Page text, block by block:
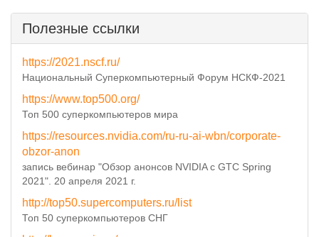
Полезные ссылки
https://2021.nscf.ru/
Национальный Суперкомпьютерный Форум НСКФ-2021
https://www.top500.org/
Топ 500 суперкомпьютеров мира
https://resources.nvidia.com/ru-ru-ai-wbn/corporate-
obzor-anon
запись вебинар "Обзор анонсов NVIDIA с GTC Spring
2021". 20 апреля 2021 г.
http://top50.supercomputers.ru/list
Топ 50 суперкомпьютеров СНГ